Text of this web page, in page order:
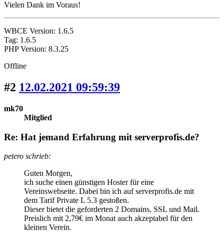
Vielen Dank im Voraus!
WBCE Version: 1.6.5
Tag: 1.6.5
PHP Version: 8.3.25
Offline
#2 12.02.2021 09:59:39
mk70
Mitglied
Re: Hat jemand Erfahrung mit serverprofis.de?
petero schrieb:
Guten Morgen,
ich suche einen günstigen Hoster für eine
Vereinswebseite. Dabei bin ich auf serverprofis.de mit
dem Tarif Private L 5.3 gestoßen.
Dieser bietet die geforderten 2 Domains, SSL und Mail.
Preislich mit 2,79€ im Monat auch akzeptabel für den
kleinen Verein.